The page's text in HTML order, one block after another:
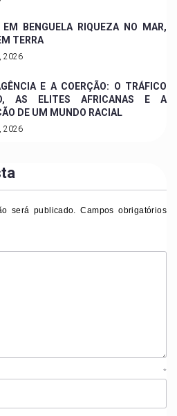
EM BENGUELA RIQUEZA NO MAR,
TERRA
2026
E A COERÇÃO: O TRÁFICO
AS ELITES AFRICANAS E A
DE UM MUNDO RACIAL
2026
será publicado.
Campos obrigatórios
*